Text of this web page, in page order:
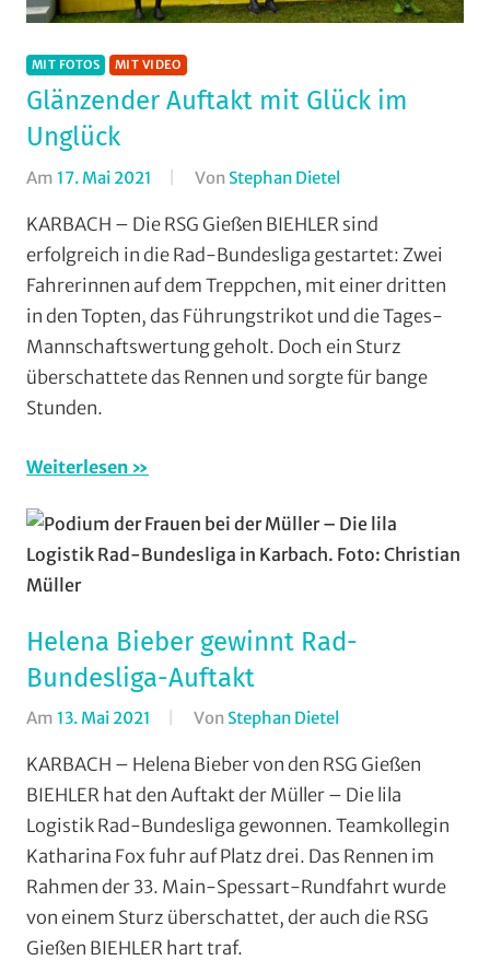
MIT FOTOS MIT VIDEO
Glänzender Auftakt mit Glück im
Unglück
Am 17. Mai 2021 Von Stephan Dietel
Fotos
Mit
Video ,
Multimedia,
RSG
Gießen
Strasse,
Vereine
KARBACH – Die RSG Gießen BIEHLER sind
erfolgreich in die Rad-Bundesliga gestartet: Zwei
Fahrerinnen auf dem Treppchen, mit einer dritten
in den Topten, das Führungstrikot und die Tages-
Mannschaftswertung geholt. Doch ein Sturz
überschattete das Rennen und sorgte für bange
Stunden.
Weiterlesen
Helena Bieber gewinnt Rad-
Bundesliga-Auftakt
Am 13. Mai 2021 Von Stephan Dietel
Gießen
und
Wieseck,
Rundfahrten
Rundstrecke,
Strasse ,
KARBACH – Helena Bieber von den RSG Gießen
BIEHLER hat den Auftakt der Müller – Die lila
Logistik Rad-Bundesliga gewonnen. Teamkollegin
Katharina Fox fuhr auf Platz drei. Das Rennen im
Rahmen der 33. Main-Spessart-Rundfahrt wurde
von einem Sturz überschattet, der auch die RSG
Gießen BIEHLER hart traf.